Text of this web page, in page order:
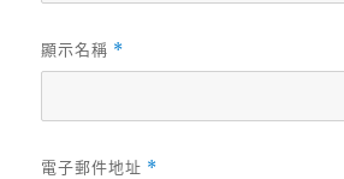
顯示名稱 *
電子郵件地址 *